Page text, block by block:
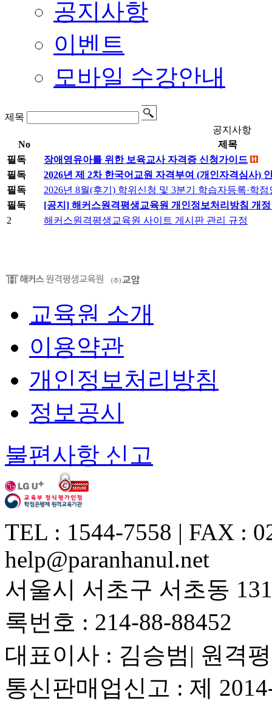
공지사항
이벤트
모바일 수강안내
제목
공지사항
No
제목
필독
장애영유아를 위한 보육교사 자격증 신청가이드
필독
2026년 제 2차 한국어교원 자격부여 (개인자격심사)
필독
2026년 8월(후기) 학위신청 및 3분기 학습자등록·학
필독
[공지] 해커스원격평생교육원 개인정보처리방침 개정
2
해커스원격평생교육원 사이트 게시판 관리 규정
교육원 소개
이용약관
개인정보처리방침
정보공시
불편사항 신고
TEL : 1544-7558 | FAX :
help@paranhanul.net
서울시 서초구 서초동
록번호 : 214-88-88452
대표이사 : 김승범| 원격
통신판매업신고 : 제